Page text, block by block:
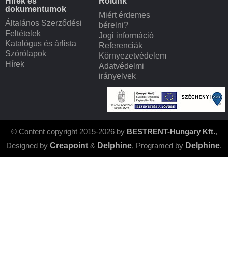
dokumentumok
Általános Szerződési
Feltételek
Katalógus és árlista
Szórólapok
Hírek
Miért érdemes
bérelni?
Jogi információ
Referenciák
Környezetvédelem
Adatvédelmi
irányelvek
© Content copyright 2015-2026 by BESTRENT-Hungary Kft.,
Designed by Creapoint & Delphine, Programed by Delphine.